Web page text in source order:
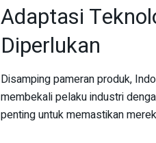
Adaptasi
Diperlukan
Disamping pameran produk,
membekali pelaku industri
penting untuk memastikan